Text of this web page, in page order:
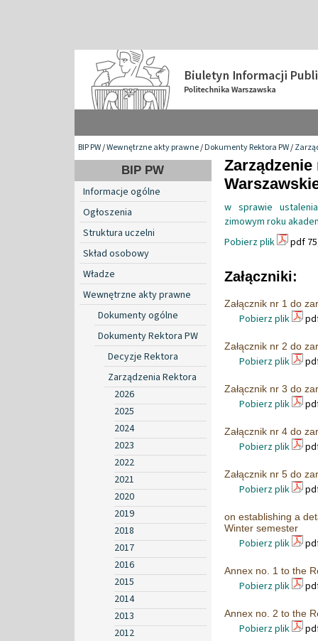
BIP PW/Wewnętrzne akty prawne/Dokumenty Rektora PW/
BIP PW
Informacje ogólne
Ogłoszenia
Struktura uczelni
Skład osobowy
Władze
Wewnętrzne akty prawne
Dokumenty ogólne
Dokumenty Rektora PW
Decyzje Rektora
Zarządzenia Rektora
2026
2025
2024
2023
2022
2021
2020
2019
2018
2017
2016
2015
2014
2013
2012
w sprawie
zimowym roku
Pobierz plik
pdf
Załączniki:
Załącznik nr 1 do
Pobierz plik
Załącznik nr 2 do
Pobierz plik
Załącznik nr 3 do
Pobierz plik
Załącznik nr 4 do
Pobierz plik
Załącznik nr 5 do
Pobierz plik
on establishing a
Winter semester
Pobierz plik
Annex no. 1 to the
Pobierz plik
Annex no. 2 to the
Pobierz plik